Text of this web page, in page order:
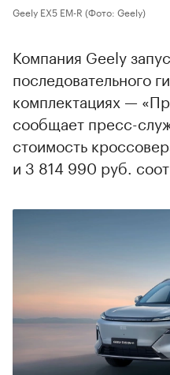
Geely EX5 EM-R (Фото: Geely)
Компания Geely
последовательного
комплектациях —
сообщает пресс-
стоимость
и 3 814 990 руб.